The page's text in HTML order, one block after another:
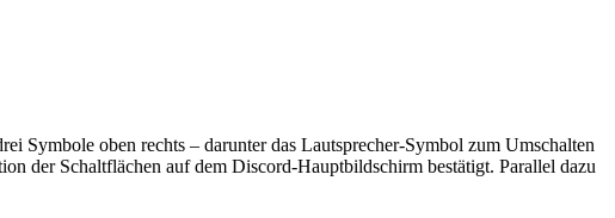
Symbole oben rechts – darunter das Lautsprecher-Symbol zum Umschalten
der Schaltflächen auf dem Discord-Hauptbildschirm bestätigt. Parallel dazu